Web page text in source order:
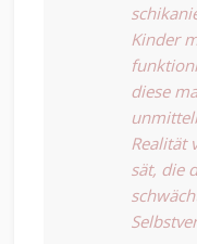
Kinder
diese
Realität
sät, die